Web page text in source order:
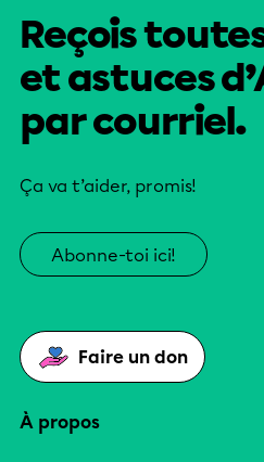
Reçois
et astuces
par courriel.
Ça va t’aider, promis!
Abonne-toi ici!
Faire un don
À propos